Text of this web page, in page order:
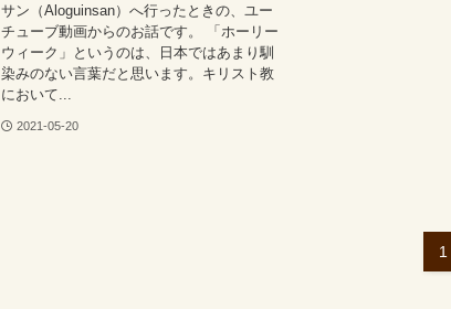
サン（Aloguinsan）へ行ったときの、ユー
チューブ動画からのお話です。 「ホーリー
ウィーク」というのは、日本ではあまり馴
染みのない言葉だと思います。キリスト教
において...
2021-05-20
1